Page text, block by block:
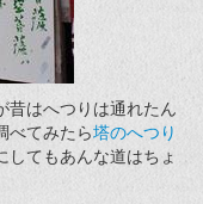
昔はへつりは通れたん
べてみたら塔のへつり
してもあんな道はちょ